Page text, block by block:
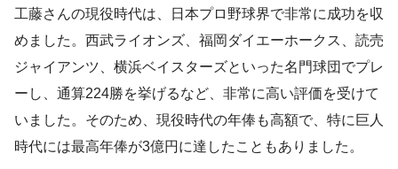
工藤さんの現役時代は、日本プロ野球界で非常に成功を収
めました。西武ライオンズ、福岡ダイエーホークス、読売
ジャイアンツ、横浜ベイスターズといった名門球団でプレ
ーし、通算224勝を挙げるなど、非常に高い評価を受けて
いました。そのため、現役時代の年俸も高額で、特に巨人
時代には最高年俸が3億円に達したこともありました。